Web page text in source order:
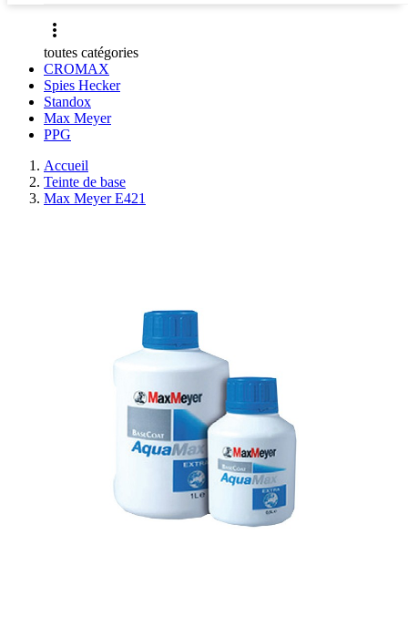

toutes catégories
CROMAX
Spies Hecker
Standox
Max Meyer
PPG
Accueil
Teinte de base
Max Meyer E421